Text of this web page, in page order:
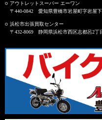
アウトレットスーパー エーワン
〒440-0842 愛知県豊橋市岩屋町字岩屋下
浜松市出張買取センター
〒432-8069 静岡県浜松市西区志都呂2丁